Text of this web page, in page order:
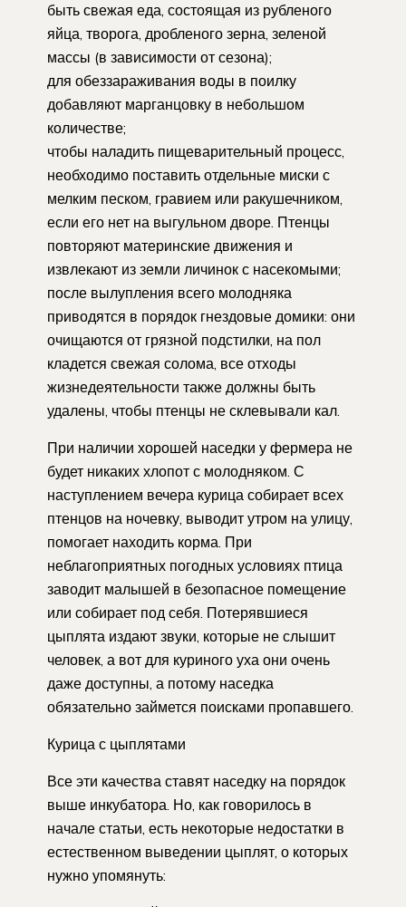
быть свежая еда, состоящая из рубленого
яйца, творога, дробленого зерна, зеленой
массы (в зависимости от сезона);
для обеззараживания воды в поилку
добавляют марганцовку в небольшом
количестве;
чтобы наладить пищеварительный процесс,
необходимо поставить отдельные миски с
мелким песком, гравием или ракушечником,
если его нет на выгульном дворе. Птенцы
повторяют материнские движения и
извлекают из земли личинок с насекомыми;
после вылупления всего молодняка
приводятся в порядок гнездовые домики: они
очищаются от грязной подстилки, на пол
кладется свежая солома, все отходы
жизнедеятельности также должны быть
удалены, чтобы птенцы не склевывали кал.
При наличии хорошей наседки у фермера не
будет никаких хлопот с молодняком. С
наступлением вечера курица собирает всех
птенцов на ночевку, выводит утром на улицу,
помогает находить корма. При
неблагоприятных погодных условиях птица
заводит малышей в безопасное помещение
или собирает под себя. Потерявшиеся
цыплята издают звуки, которые не слышит
человек, а вот для куриного уха они очень
даже доступны, а потому наседка
обязательно займется поисками пропавшего.
Курица с цыплятами
Все эти качества ставят наседку на порядок
выше инкубатора. Но, как говорилось в
начале статьи, есть некоторые недостатки в
естественном выведении цыплят, о которых
нужно упомянуть: